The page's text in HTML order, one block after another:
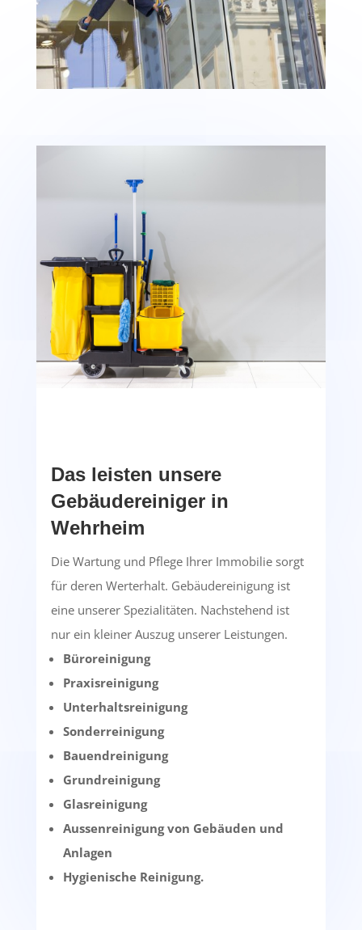
Das leisten unsere
Gebäudereiniger in
Wehrheim
Die Wartung und Pflege Ihrer Immobilie sorgt
für deren Werterhalt. Gebäudereinigung ist
eine unserer Spezialitäten. Nachstehend ist
nur ein kleiner Auszug unserer Leistungen.
Büroreinigung
Praxisreinigung
Unterhaltsreinigung
Sonderreinigung
Bauendreinigung
Grundreinigung
Glasreinigung
Aussenreinigung von Gebäuden und
Anlagen
Hygienische Reinigung.